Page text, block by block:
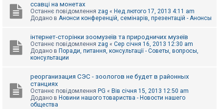
ссавці на монетах
Останнє повідомлення zag « Нед лютого 17, 2013 4:11 am
Додано в Анонси конференцій, семінарів, презентацій - Анонсы
інтернет-сторінки зоомузеїв та природничих музеїв
Останнє повідомлення zag « Сер січня 16, 2013 12:30 am
Додано в Поради, питання, консультації - Советы, вопросы,
консультации
реорганизация СЭС - зоологов не будет в районных
станциях
Останнє повідомлення PG « Вів січня 15, 2013 12:50 am
Додано в Новини нашого товариства - Новости нашего
общества